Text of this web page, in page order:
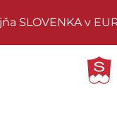
SLOVENKA v